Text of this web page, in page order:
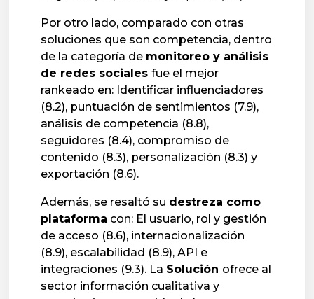
Por otro lado, comparado con otras
soluciones que son competencia, dentro
de la categoría de monitoreo y análisis
de redes socialesfue el mejor
rankeado en: Identificar influenciadores
(8.2), puntuación de sentimientos (7.9),
análisis de competencia (8.8),
seguidores (8.4), compromiso de
contenido (8.3), personalización (8.3) y
exportación (8.6).
Además, se resaltó su destreza como
plataforma con: El usuario, rol y gestión
de acceso (8.6), internacionalización
(8.9), escalabilidad (8.9), API e
integraciones (9.3). La Solución ofrece al
sector información cualitativa y